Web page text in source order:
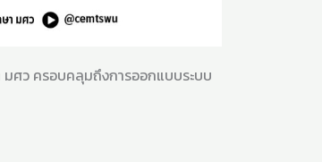
มศว ครอบคลุมถึงการออกแบบระบบ